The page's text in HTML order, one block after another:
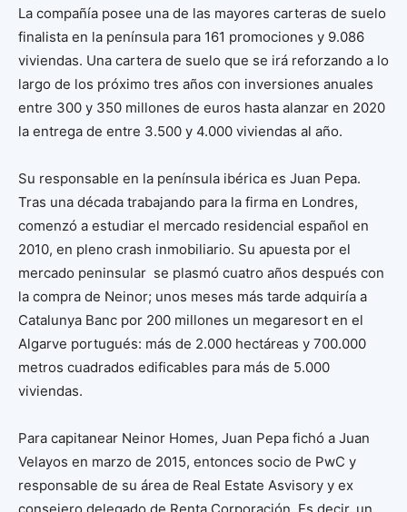
La compañía posee una de las mayores carteras de suelo
finalista en la península para 161 promociones y 9.086
viviendas. Una cartera de suelo que se irá reforzando a lo
largo de los próximo tres años con inversiones anuales
entre 300 y 350 millones de euros hasta alanzar en 2020
la entrega de entre 3.500 y 4.000 viviendas al año.
Su responsable en la península ibérica es Juan Pepa.
Tras una década trabajando para la firma en Londres,
comenzó a estudiar el mercado residencial español en
2010, en pleno crash inmobiliario. Su apuesta por el
mercado peninsular se plasmó cuatro años después con
la compra de Neinor; unos meses más tarde adquiría a
Catalunya Banc por 200 millones un megaresort en el
Algarve portugués: más de 2.000 hectáreas y 700.000
metros cuadrados edificables para más de 5.000
viviendas.
Para capitanear Neinor Homes, Juan Pepa fichó a Juan
Velayos en marzo de 2015, entonces socio de PwC y
responsable de su área de Real Estate Asvisory y ex